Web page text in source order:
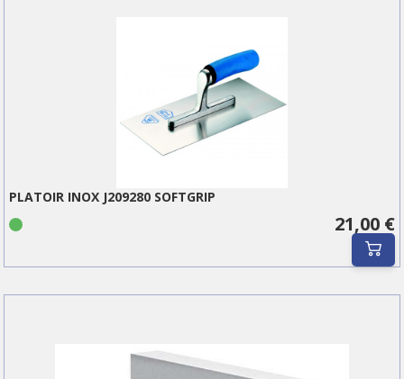
PLATOIR INOX J209280 SOFTGRIP
21,00 €